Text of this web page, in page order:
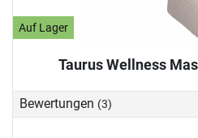
Auf Lager
Taurus Wellness
Bewertungen (3)